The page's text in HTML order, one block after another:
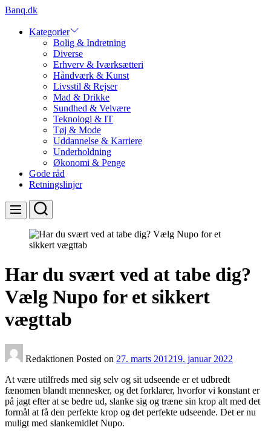
Skip
content
Banq.dk
Kategorier
Bolig & Indretning
Diverse
Erhverv & Iværksætteri
Håndværk & Kunst
Livsstil & Rejser
Mad & Drikke
Sundhed & Velvære
Teknologi & IT
Tøj & Mode
Uddannelse & Karriere
Underholdning
Økonomi & Penge
Gode råd
Retningslinjer
Menu Search
Har du svært ved at tabe dig?
Vælg Nupo for et sikkert
vægttab
Redaktionen Posted on 27. marts 201219. januar 2022
At være utilfreds med sig selv og sit udseende er et udbredt
fænomen blandt mennesker, og det forklarer, hvorfor vi konstant er
på jagt efter at se bedre ud, slanke sig og træne sin krop alt med det
formål at få den perfekte krop og det perfekte udseende. Det er nu
muligt med slankemidlet Nupo.